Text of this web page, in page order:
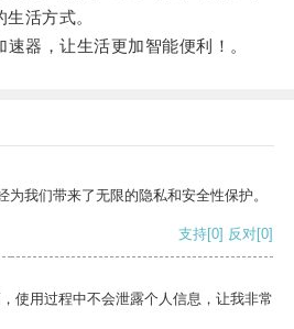
活方式。
器，让生活更加智能便利！。
我们带来了无限的隐私和安全性保护。
支持[0] 反对[0]
使用过程中不会泄露个人信息，让我非常